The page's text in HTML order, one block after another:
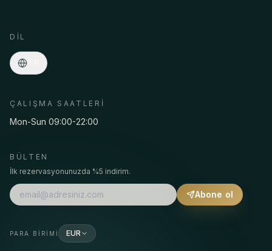
DIL
ÇALIŞMA SAATLERI
Mon-Sun 09:00-22:00
BÜLTEN
İlk rezervasyonunuzda %5 indirim.
Abone ol
PARA BIRIMI EUR